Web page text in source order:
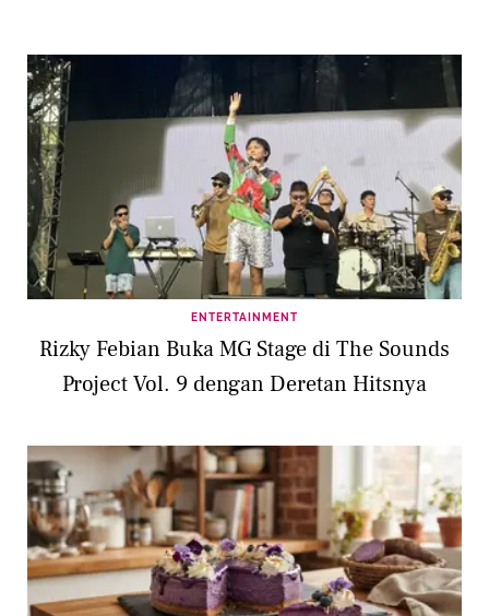
ENTERTAINMENT
Rizky Febian Buka MG Stage di The Sounds
Project Vol. 9 dengan Deretan Hitsnya